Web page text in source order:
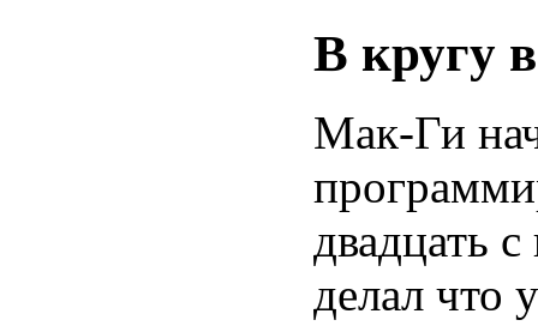
В кругу
Мак-Ги
двадцать
делал что